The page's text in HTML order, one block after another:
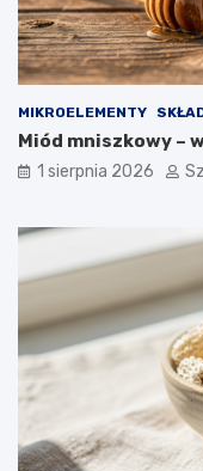
MIKROELEMENTY
Miód mniszkowy –
1 sierpnia 2026